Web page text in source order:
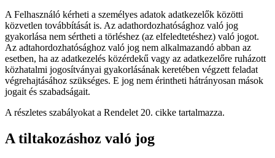
A Felhasználó kérheti a személyes adatok adatkezelők közötti
közvetlen továbbítását is. Az adathordozhatósághoz való jog
gyakorlása nem sértheti a törléshez (az elfeledtetéshez) való jogot.
Az adtahordozhatósághoz való jog nem alkalmazandó abban az
esetben, ha az adatkezelés közérdekű vagy az adatkezelőre ruházott
közhatalmi jogosítványai gyakorlásának keretében végzett feladat
végrehajtásához szükséges. E jog nem érintheti hátrányosan mások
jogait és szabadságait.
A részletes szabályokat a Rendelet 20. cikke tartalmazza.
A tiltakozáshoz való jog